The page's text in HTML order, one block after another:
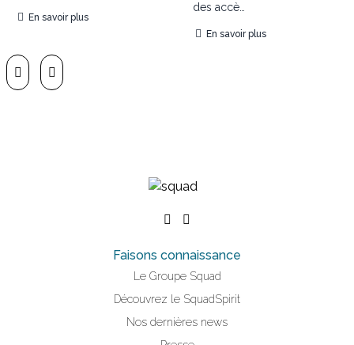
En savoir plus
des accè…
En savoir plus
Faisons connaissance
Le Groupe Squad
Découvrez le SquadSpirit
Nos dernières news